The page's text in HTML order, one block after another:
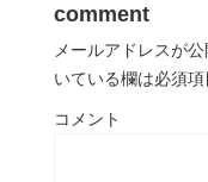
comment
メールアドレスが
いている欄は必須項
コメント